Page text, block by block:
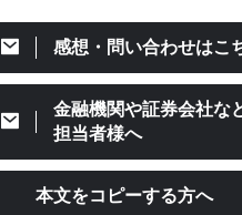
感想・問い合わせはこ
金融機関や証券会社な
担当者様へ
本文をコピーする方へ